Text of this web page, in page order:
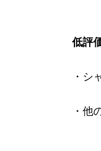
低評
・シ
・他